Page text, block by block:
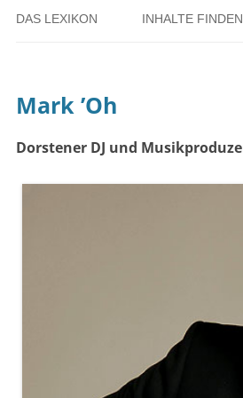
DAS LEXIKON
ÜBER DAS PROJEKT
INHALTE FINDEN
RUND UM DIE
Mark ’Oh
Dorstener DJ und